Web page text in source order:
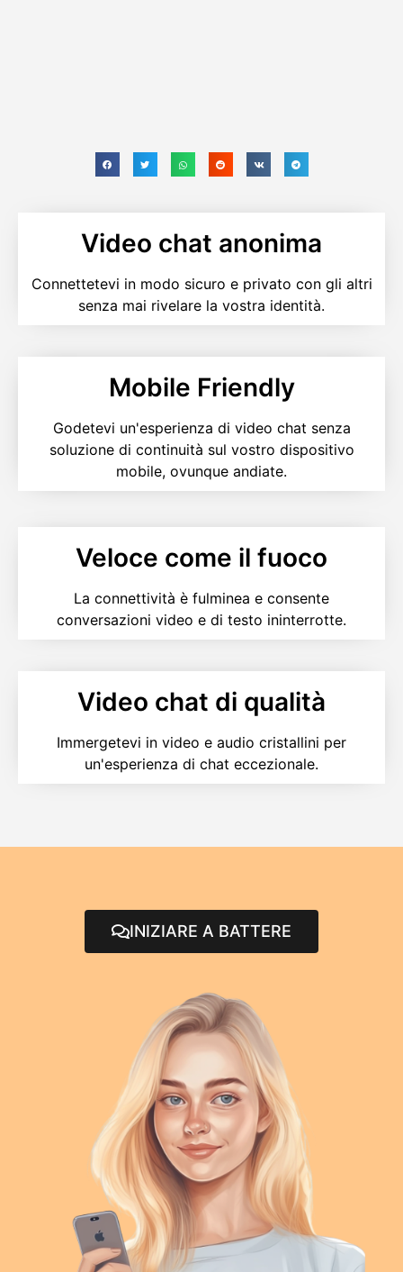
Video chat anonima
Connettetevi in modo sicuro e privato con gli altri
senza mai rivelare la vostra identità.
Mobile Friendly
Godetevi un'esperienza di video chat senza
soluzione di continuità sul vostro dispositivo
mobile, ovunque andiate.
Veloce come il fuoco
La connettività è fulminea e consente
conversazioni video e di testo ininterrotte.
Video chat di qualità
Immergetevi in video e audio cristallini per
un'esperienza di chat eccezionale.
INIZIARE A BATTERE